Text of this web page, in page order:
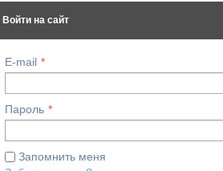
Войти на сайт
E-mail
Пароль
Запомнить меня